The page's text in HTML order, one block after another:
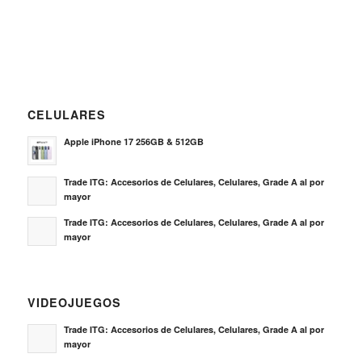
CELULARES
Apple iPhone 17 256GB & 512GB
Trade ITG: Accesorios de Celulares, Celulares, Grade A al por
mayor
Trade ITG: Accesorios de Celulares, Celulares, Grade A al por
mayor
VIDEOJUEGOS
Trade ITG: Accesorios de Celulares, Celulares, Grade A al por
mayor